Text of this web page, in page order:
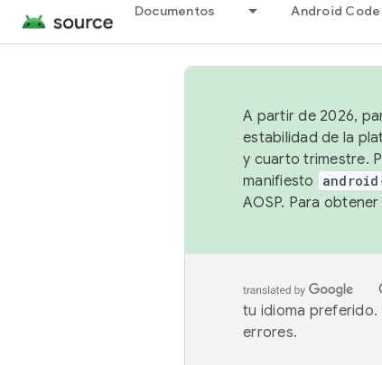
Documentos Android Code
A partir de 2026,
estabilidad de la
y cuarto trimestre.
manifiesto
AOSP. Para
tu idioma preferido.
errores.